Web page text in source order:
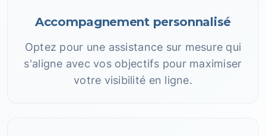
Accompagnement personnalisé
Optez pour une assistance sur mesure qui
s'aligne avec vos objectifs pour maximiser
votre visibilité en ligne.